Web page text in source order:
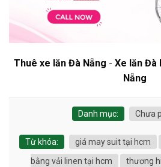
Thuê xe lăn Đà Nẵng - Xe lăn Đà
Nẵng
Danh mục: Chưa
Từ khóa: giá may suit tại hcm
bằng vải linen tại hcm
thương